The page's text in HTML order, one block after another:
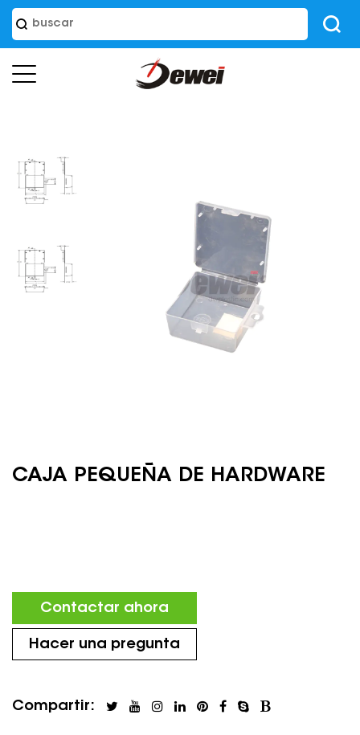
CAJA PEQUEÑA DE HARDWARE
Contactar ahora
Hacer una pregunta
Compartir: